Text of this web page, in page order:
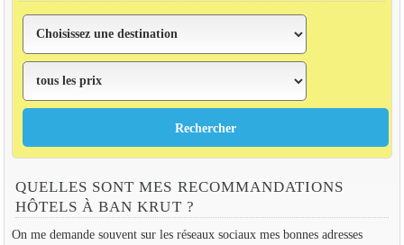
QUELLES SONT MES RECOMMANDATIONS
HÔTELS À BAN KRUT ?
On me demande souvent sur les réseaux sociaux mes bonnes adresses